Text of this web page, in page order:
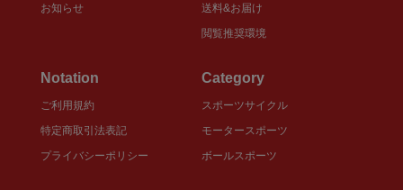
お知らせ
送料&お届け
閲覧推奨環境
Notation
ご利用規約
特定商取引法表記
プライバシーポリシー
Category
スポーツサイクル
モータースポーツ
ボールスポーツ